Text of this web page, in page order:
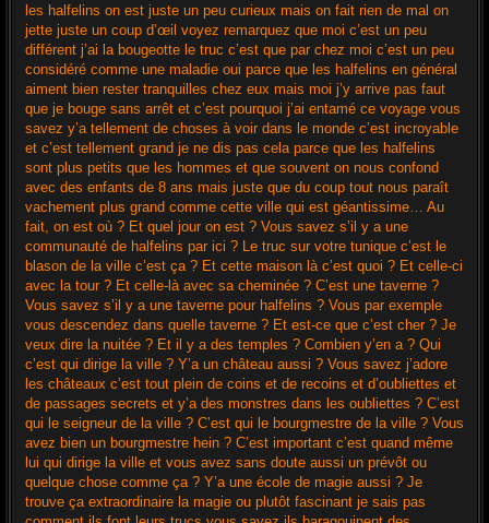
les halfelins on est juste un peu curieux mais on fait rien de mal on
jette juste un coup d’œil voyez remarquez que moi c’est un peu
différent j’ai la bougeotte le truc c’est que par chez moi c’est un peu
considéré comme une maladie oui parce que les halfelins en général
aiment bien rester tranquilles chez eux mais moi j’y arrive pas faut
que je bouge sans arrêt et c’est pourquoi j’ai entamé ce voyage vous
savez y’a tellement de choses à voir dans le monde c’est incroyable
et c’est tellement grand je ne dis pas cela parce que les halfelins
sont plus petits que les hommes et que souvent on nous confond
avec des enfants de 8 ans mais juste que du coup tout nous paraît
vachement plus grand comme cette ville qui est géantissime… Au
fait, on est où ? Et quel jour on est ? Vous savez s’il y a une
communauté de halfelins par ici ? Le truc sur votre tunique c’est le
blason de la ville c’est ça ? Et cette maison là c’est quoi ? Et celle-ci
avec la tour ? Et celle-là avec sa cheminée ? C’est une taverne ?
Vous savez s’il y a une taverne pour halfelins ? Vous par exemple
vous descendez dans quelle taverne ? Et est-ce que c’est cher ? Je
veux dire la nuitée ? Et il y a des temples ? Combien y’en a ? Qui
c’est qui dirige la ville ? Y’a un château aussi ? Vous savez j’adore
les châteaux c’est tout plein de coins et de recoins et d’oubliettes et
de passages secrets et y’a des monstres dans les oubliettes ? C’est
qui le seigneur de la ville ? C’est qui le bourgmestre de la ville ? Vous
avez bien un bourgmestre hein ? C’est important c’est quand même
lui qui dirige la ville et vous avez sans doute aussi un prévôt ou
quelque chose comme ça ? Y’a une école de magie aussi ? Je
trouve ça extraordinaire la magie ou plutôt fascinant je sais pas